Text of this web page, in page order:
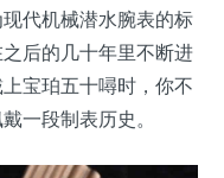
代机械潜水腕表的标
后的几十年里不断进
宝珀五十噚时，你不
一段制表历史。